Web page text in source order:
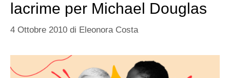
lacrime per Michael Douglas
4 Ottobre 2010 di Eleonora Costa